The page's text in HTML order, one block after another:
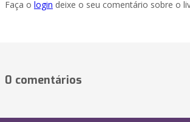
Faça o login deixe o seu comentário sobre o
0 comentários